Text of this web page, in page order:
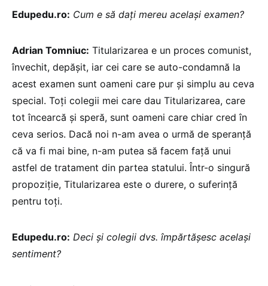
Edupedu.ro: Cum e să dați mereu același examen?
Adrian Tomniuc: Titularizarea e un proces comunist,
învechit, depășit, iar cei care se auto-condamnă la
acest examen sunt oameni care pur și simplu au ceva
special. Toți colegii mei care dau Titularizarea, care
tot încearcă și speră, sunt oameni care chiar cred în
ceva serios. Dacă noi n-am avea o urmă de speranță
că va fi mai bine, n-am putea să facem față unui
astfel de tratament din partea statului. Într-o singură
propoziție, Titularizarea este o durere, o suferință
pentru toți.
Edupedu.ro: Deci și colegii dvs. împărtășesc același
sentiment?